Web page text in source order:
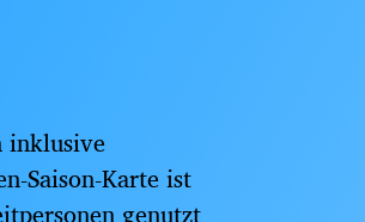
inklusive
Saison-Karte ist